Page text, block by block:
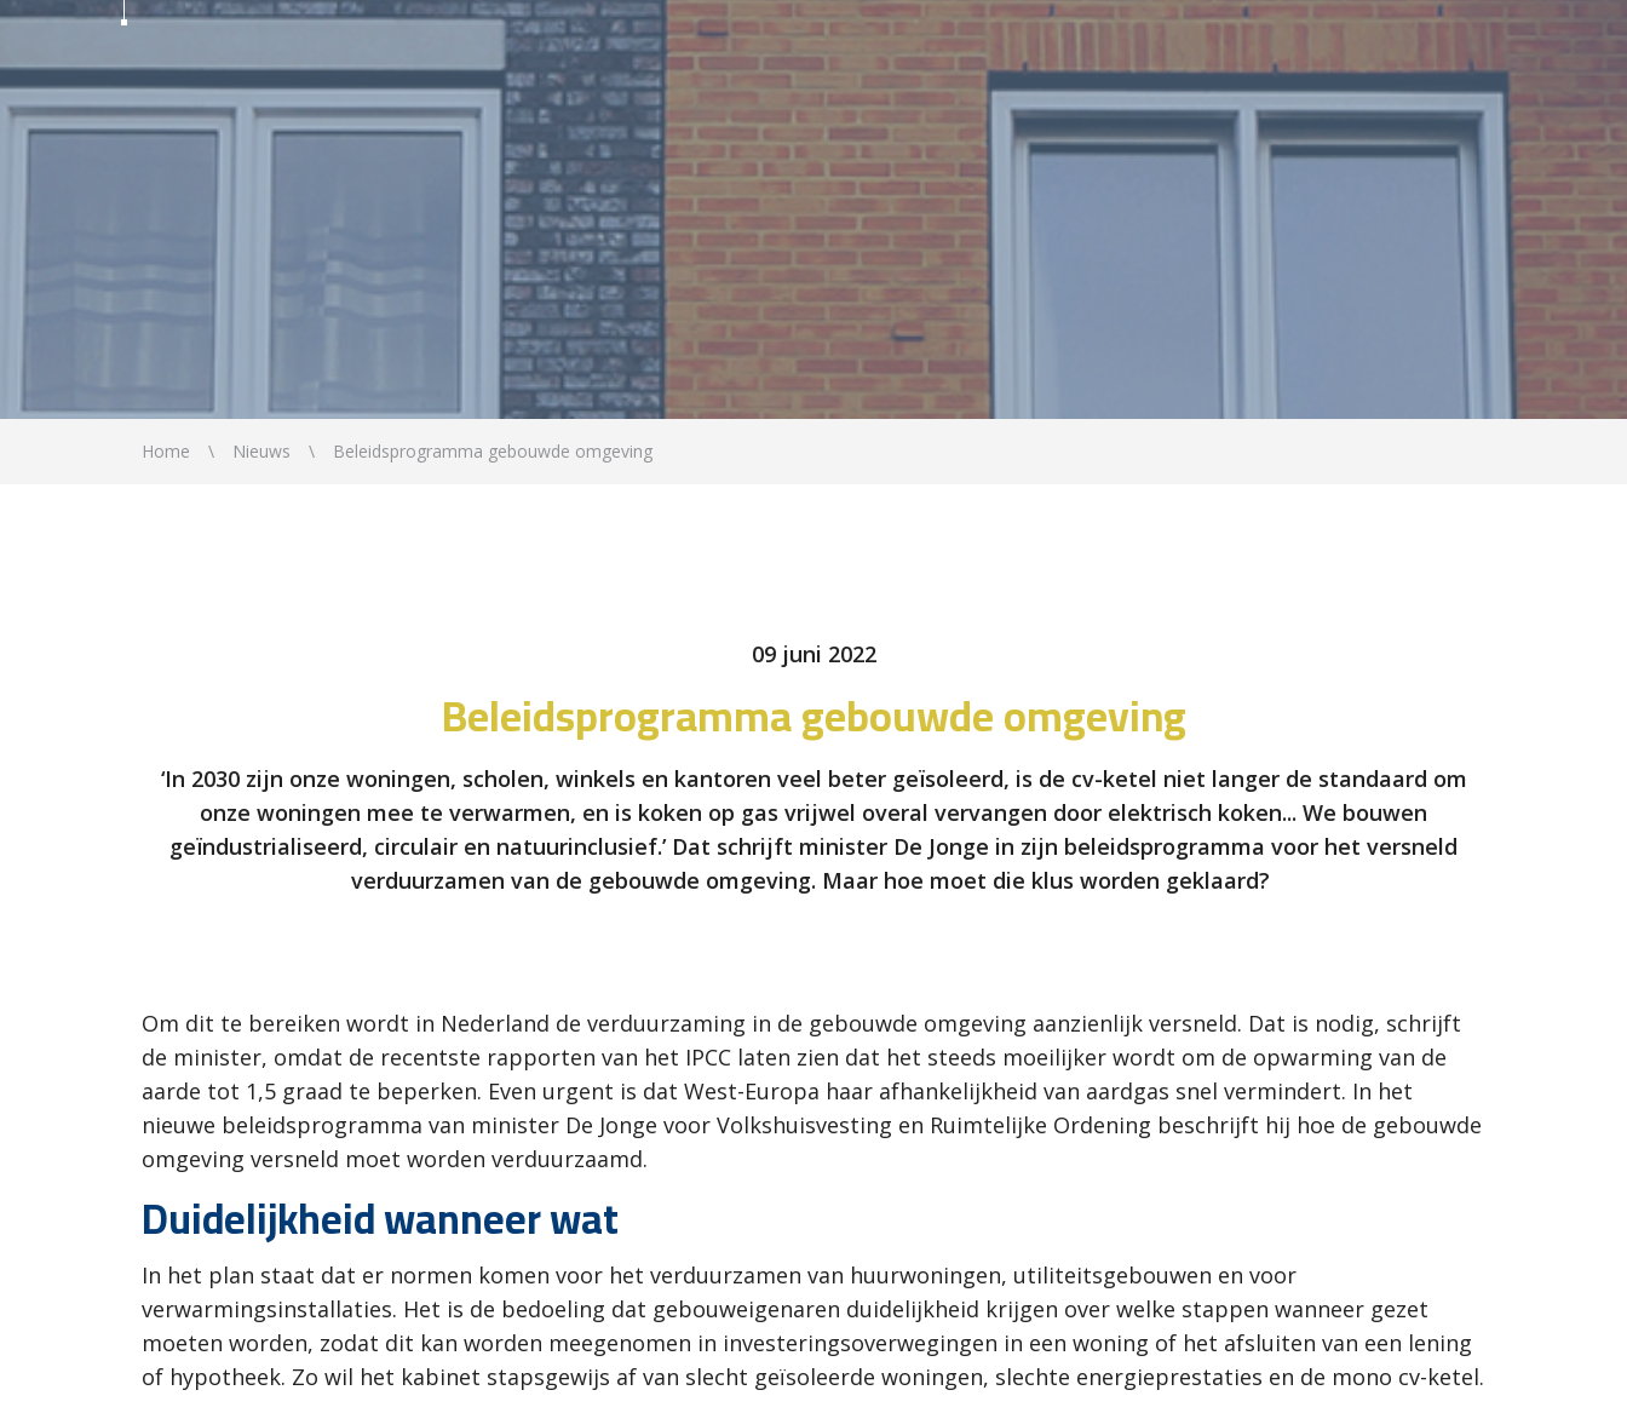
Home Nieuws Beleidsprogramma gebouwde omgeving
09 juni 2022
Beleidsprogramma gebouwde omgeving
‘In 2030 zijn onze woningen, scholen, winkels en kantoren veel beter geïsoleerd, is de cv-ketel niet langer de standaard om
onze woningen mee te verwarmen, en is koken op gas vrijwel overal vervangen door elektrisch koken... We bouwen
geïndustrialiseerd, circulair en natuurinclusief.’ Dat schrijft minister De Jonge in zijn beleidsprogramma voor het versneld
verduurzamen van de gebouwde omgeving. Maar hoe moet die klus worden geklaard?
Om dit te bereiken wordt in Nederland de verduurzaming in de gebouwde omgeving aanzienlijk versneld. Dat is nodig, schrijft
de minister, omdat de recentste rapporten van het IPCC laten zien dat het steeds moeilijker wordt om de opwarming van de
aarde tot 1,5 graad te beperken. Even urgent is dat West-Europa haar afhankelijkheid van aardgas snel vermindert. In het
nieuwe beleidsprogramma van minister De Jonge voor Volkshuisvesting en Ruimtelijke Ordening beschrijft hij hoe de gebouwde
omgeving versneld moet worden verduurzaamd.
Duidelijkheid wanneer wat
In het plan staat dat er normen komen voor het verduurzamen van huurwoningen, utiliteitsgebouwen en voor
verwarmingsinstallaties. Het is de bedoeling dat gebouweigenaren duidelijkheid krijgen over welke stappen wanneer gezet
moeten worden, zodat dit kan worden meegenomen in investeringsoverwegingen in een woning of het afsluiten van een lening
of hypotheek. Zo wil het kabinet stapsgewijs af van slecht geïsoleerde woningen, slechte energieprestaties en de mono cv-ketel.